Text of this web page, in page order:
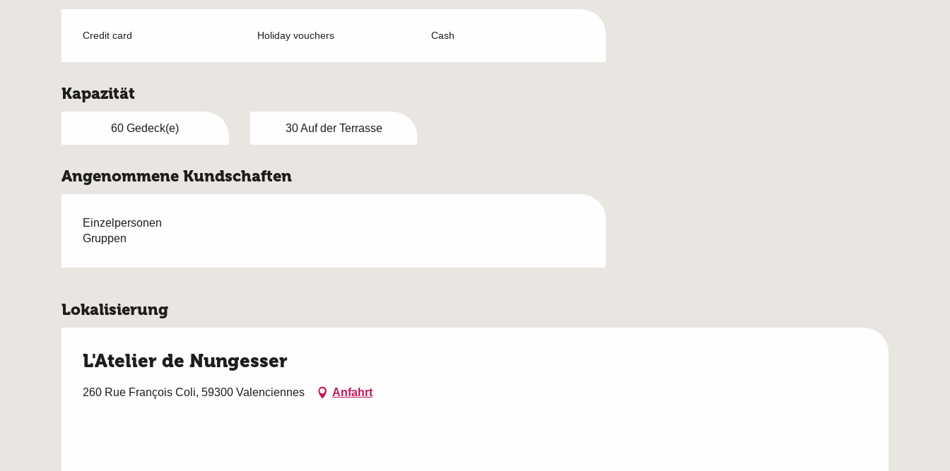
Credit card Holiday vouchers Cash
Kapazität
60 Gedeck(e) 30 Auf der Terrasse
Angenommene Kundschaften
Einzelpersonen
Gruppen
Lokalisierung
L'Atelier de Nungesser
260 Rue François Coli, 59300 Valenciennes Anfahrt